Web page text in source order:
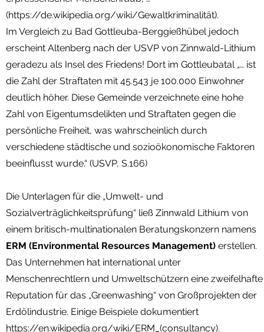
(https://de.wikipedia.org/wiki/Gewaltkriminalität).
Im Vergleich zu Bad Gottleuba-Berggießhübel jedoch
erscheint Altenberg nach der USVP von Zinnwald-Lithium
geradezu als Insel des Friedens! Dort im Gottleubatal „… ist
die Zahl der Straftaten mit 45.543 je 100.000 Einwohner
deutlich höher. Diese Gemeinde verzeichnete eine hohe
Zahl von Eigentumsdelikten und Straftaten gegen die
persönliche Freiheit, was wahrscheinlich durch
verschiedene städtische und sozioökonomische Faktoren
beeinflusst wurde.“ (USVP, S.166)
Die Unterlagen für die „Umwelt- und
Sozialverträglichkeitsprüfung“ ließ Zinnwald Lithium von
einem britisch-multinationalen Beratungskonzern namens
ERM (Environmental Resources Management) erstellen.
Das Unternehmen hat international unter
Menschenrechtlern und Umweltschützern eine zweifelhafte
Reputation für das „Greenwashing“ von Großprojekten der
Erdölindustrie. Einige Beispiele dokumentiert
https://en.wikipedia.org/wiki/ERM_(consultancy).